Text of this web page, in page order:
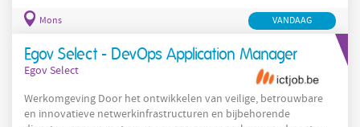
Mons VANDAAG
Egov Select - DevOps Application Manager
Egov Select
Werkomgeving Door het ontwikkelen van veilige, betrouwbare
en innovatieve netwerkinfrastructuren en bijbehorende